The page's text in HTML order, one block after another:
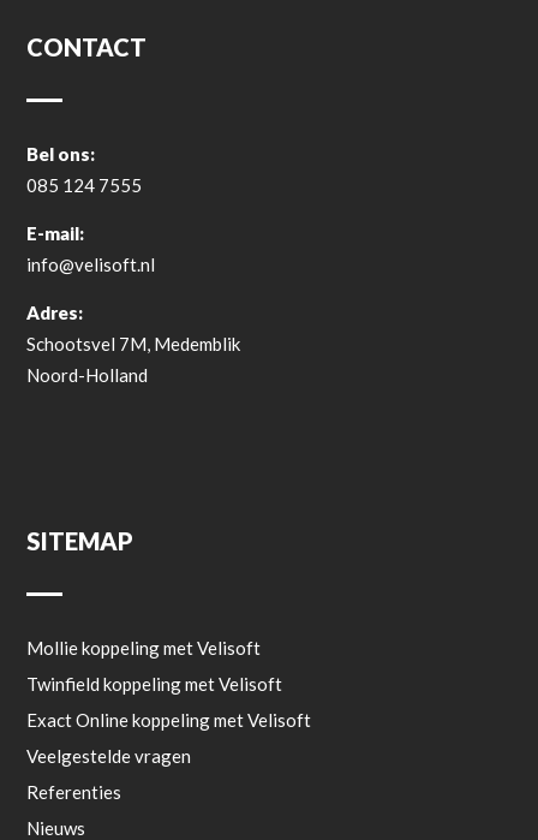
CONTACT
Bel ons:
085 124 7555
E-mail:
info@velisoft.nl
Adres:
Schootsvel 7M, Medemblik
Noord-Holland
SITEMAP
Mollie koppeling met Velisoft
Twinfield koppeling met Velisoft
Exact Online koppeling met Velisoft
Veelgestelde vragen
Referenties
Nieuws